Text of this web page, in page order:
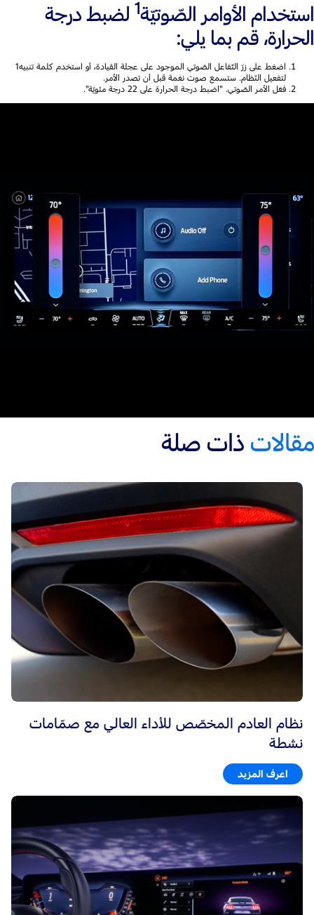
استخدام الأوامر الصّوتيّة1 لضبط درجة
الحرارة، قم بما يلي:
اضغط على زرّ التّفاعل الصّوتي الموجود على عجلة القيادة، أو استخدم كلمة تنبيه1
لتفعيل النّظام. ستسمع صوت نغمة قبل أن تصدر الأمر.
فعّل الأمر الصّوتي. "اضبط درجة الحرارة على 22 درجة مئويّة".
مقالات ذات صلة
نظام العادم المخصّص للأداء العالي مع صمّامات
نشطة
اعرف المزيد